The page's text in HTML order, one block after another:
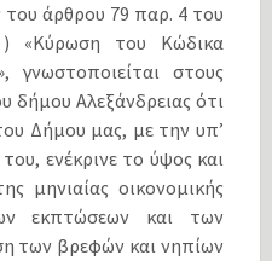
του άρθρου 79 παρ. 4 του
«Κύρωση του Κώδικα
γνωστοποιείται στους
δήμου Αλεξάνδρειας ότι
Δήμου μας, με την υπ’
ενέκρινε το ύψος και
μηνιαίας οικονομικής
εκπτώσεων και των
των βρεφών και νηπίων